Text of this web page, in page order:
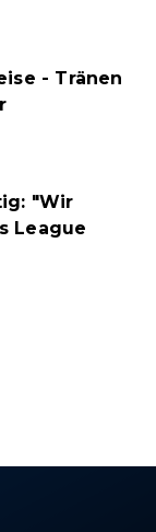
- Tränen
"Wir
League